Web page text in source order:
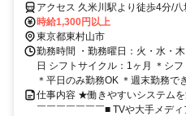
答｜1分単位で給与支給｜Wワーク
退社
アクセス 久米川駅より徒歩4分/
17分
時給1,300円以上
東京都東村山市
勤務時間 ・勤務曜日：火・水・
日 シフトサイクル：1ヶ月 ＊シ
＊平日のみ勤務OK ＊週末勤務で
仕事内容 ★働きやすいシステム
￣￣￣￣￣￣￣■ TVや大手メデ